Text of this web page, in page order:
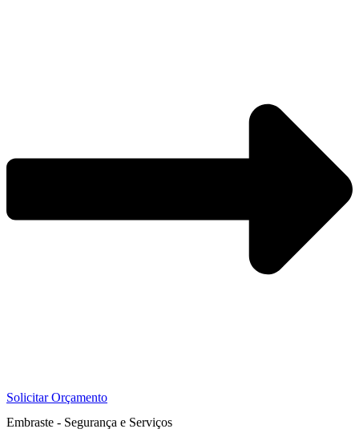
Solicitar Orçamento
Embraste - Segurança e Serviços